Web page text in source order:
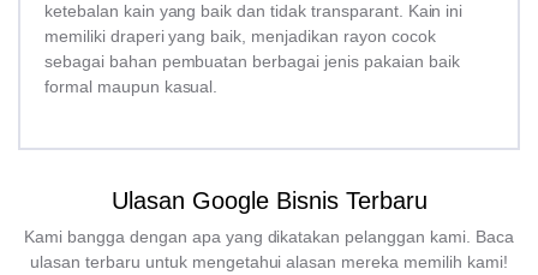
ketebalan kain yang baik dan tidak transparant. Kain ini
memiliki draperi yang baik, menjadikan rayon cocok
sebagai bahan pembuatan berbagai jenis pakaian baik
formal maupun kasual.
Ulasan Google Bisnis Terbaru
Kami bangga dengan apa yang dikatakan pelanggan kami. Baca
ulasan terbaru untuk mengetahui alasan mereka memilih kami!